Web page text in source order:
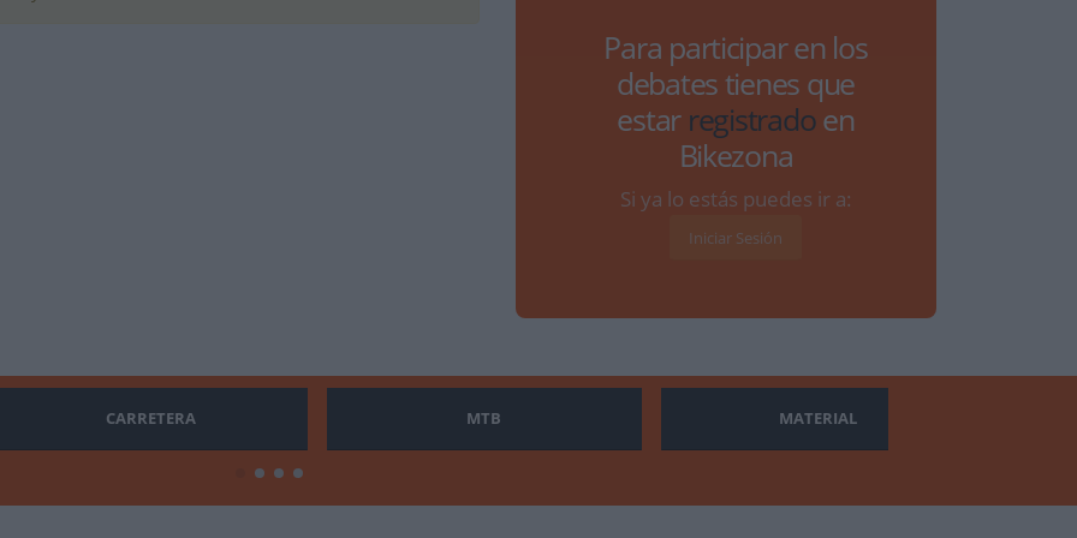
Para participar en los
debates tienes que
estar registradoen
Bikezona
Si ya lo estás puedes ir a:
Iniciar Sesión
CARRETERA MTB MATERIAL